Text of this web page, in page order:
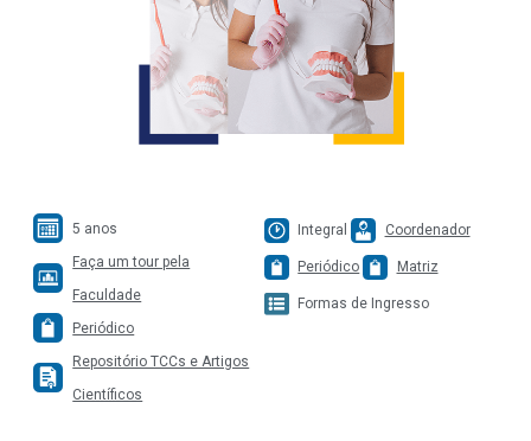
5 anos
Faça um tour pela
Faculdade
Periódico
Repositório TCCs e Artigos
Científicos
Integral Coordenador
Periódico Matriz
Formas de Ingresso